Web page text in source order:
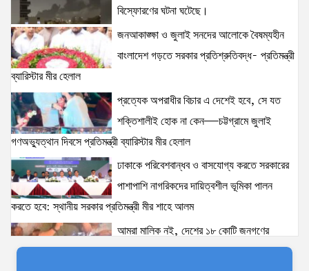
ঢাকা-১৮ আসনের দলিপাড়া- আহালিয়া সংযোগ সড়ক-
দখলমুক্ত রাস্তা চাই!
14 views |posted on August 6, 2026
দুবাইয়ের জেবেল আলি শিল্প এলাকায় ভয়াবহ একাধিক
বিস্ফোরণের ঘটনা ঘটেছে।
13 views posted on August 5, 2026
আইনশৃঙ্খলা পরিস্থিতি সম্পূর্ণ নিয়ন্ত্রণে রয়েছে: স্বরাষ্ট্রমন্ত্রী
11 views |posted on August 3, 2026
যৌতুক ও মাদকমুক্ত সমাজ গঠনে নিজের পরিবার থেকেই
বিস্ফোরণের ঘটনা ঘটেছে।
জনআকাঙ্ক্ষা ও জুলাই সনদের আলোকে বৈষম্যহীন
বাংলাদেশ গড়তে সরকার প্রতিশ্রুতিবদ্ধ- প্রতিমন্ত্রী
ব্যারিস্টার মীর হেলাল
প্রত্যেক অপরাধীর বিচার এ দেশেই হবে, সে যত
শক্তিশালীই হোক না কেন—চট্টগ্রামে জুলাই
গণঅভ্যুত্থান দিবসে প্রতিমন্ত্রী ব্যারিস্টার মীর হেলাল
ঢাকাকে পরিবেশবান্ধব ও বাসযোগ্য করতে সরকারের
পাশাপাশি নাগরিকদের দায়িত্বশীল ভূমিকা পালন
করতে হবে: স্থানীয় সরকার প্রতিমন্ত্রী মীর শাহে আলম
আমরা মালিক নই, দেশের ১৮ কোটি জনগণের
সেবক: ভূমি প্রতিমন্ত্রী ব্যারিস্টার মীর হেলাল